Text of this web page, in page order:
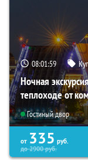
08:01:58
Ночная
теплоходе от
Гостиный двор
от 335 руб.
до2900руб.